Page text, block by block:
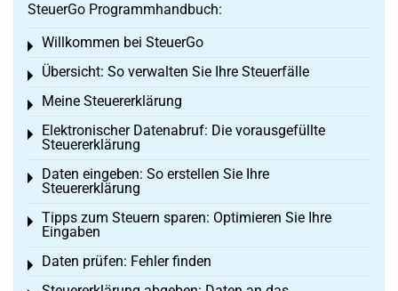
SteuerGo Programmhandbuch:
Willkommen bei SteuerGo
Toggle menu
Übersicht: So verwalten Sie Ihre Steuerfälle
Toggle menu
Meine Steuererklärung
Toggle menu
Elektronischer Datenabruf: Die vorausgefüllte
Steuererklärung
Toggle menu
Daten eingeben: So erstellen Sie Ihre
Steuererklärung
Toggle menu
Tipps zum Steuern sparen: Optimieren Sie Ihre
Eingaben
Toggle menu
Daten prüfen: Fehler finden
Toggle menu